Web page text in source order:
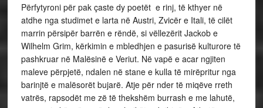
Përfytyroni për pak çaste dy poetët e rinj, të kthyer në
atdhe nga studimet e larta në Austri, Zvicër e Itali, të cilët
marrin përsipër barrën e rëndë, si vëllezërit Jackob e
Wilhelm Grim, kërkimin e mbledhjen e pasurisë kulturore të
pashkruar në Malësinë e Veriut. Në vapë e acar ngjiten
maleve përpjetë, ndalen në stane e kulla të mirëpritur nga
barinjtë e malësorët bujarë. Atje për nder të miqëve rreth
vatrës, rapsodët me zë të thekshëm burrash e me lahutë,